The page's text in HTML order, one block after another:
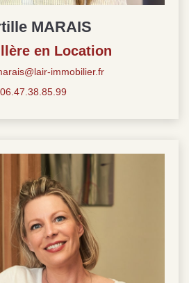
MARAIS
en Location
immobilier.fr
06.47.38.85.99